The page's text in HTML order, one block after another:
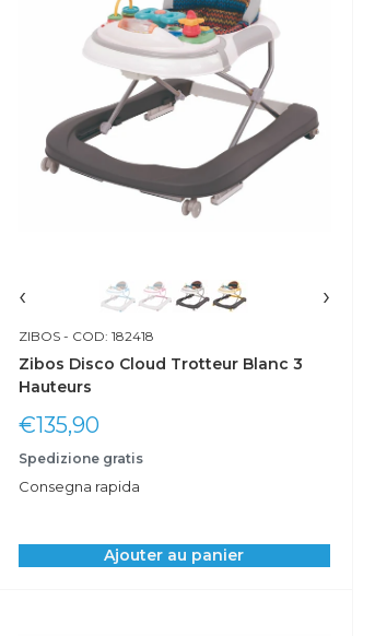
‹ ›
ZIBOS- COD: 182418
Zibos Disco Cloud Trotteur Blanc 3
Hauteurs
Prix
€135,90
Spedizione gratis
Consegna rapida
Ajouter au panier